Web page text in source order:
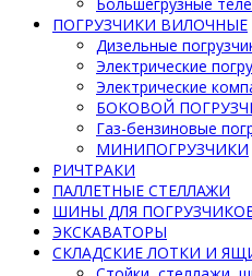
ПОГРУЗЧИКИ ВИЛОЧНЫЕ
Дизельные
Электрические
Электрические
БОКОВОЙ
Газ-бензиновые
МИНИПОГРУЗЧИКИ
РИЧТРАКИ
ПАЛЛЕТНЫЕ СТЕЛЛАЖИ
ШИНЫ ДЛЯ
ЭКСКАВАТОРЫ
СКЛАДСКИЕ ЛОТКИ И